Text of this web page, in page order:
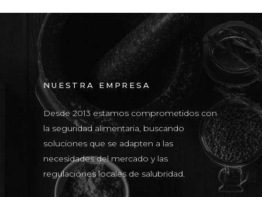
NUESTRA EMPRESA
Desde 2013 estamos comprometidos con
la seguridad alimentaria, buscando
soluciones que se adapten a las
necesidades del mercado y las
regulaciones locales de salubridad.